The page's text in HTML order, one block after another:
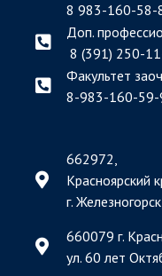
8 983-160-58-
Доп.
8 (391) 250-
Факультет
8-983-160-59-
662972,
Красноярский
г.
660079 г.
ул. 60 лет